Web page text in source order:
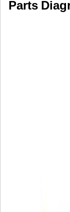
Parts